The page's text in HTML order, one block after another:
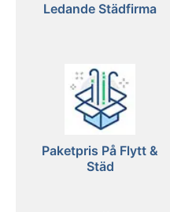
Ledande Städfirma
Paketpris På Flytt &
Städ